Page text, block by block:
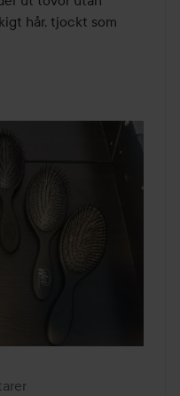
hår, tjockt som